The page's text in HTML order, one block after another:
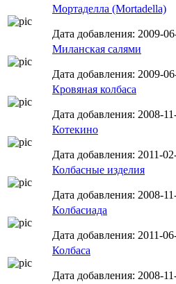
Мортаделла (Mortadella)
Дата добавления: 2009-
Миланская салями
Дата добавления: 2009-
Кровяная колбаса
Дата добавления: 2008-
Котекино
Дата добавления: 2011-
Колбасные изделия
Дата добавления: 2008-
Колбасиада
Дата добавления: 2011-
Колбаса
Дата добавления: 2008-